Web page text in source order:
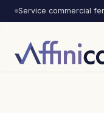
Service commercial